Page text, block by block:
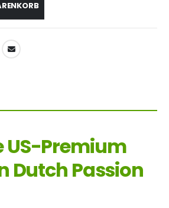
US-Premium
Dutch Passion